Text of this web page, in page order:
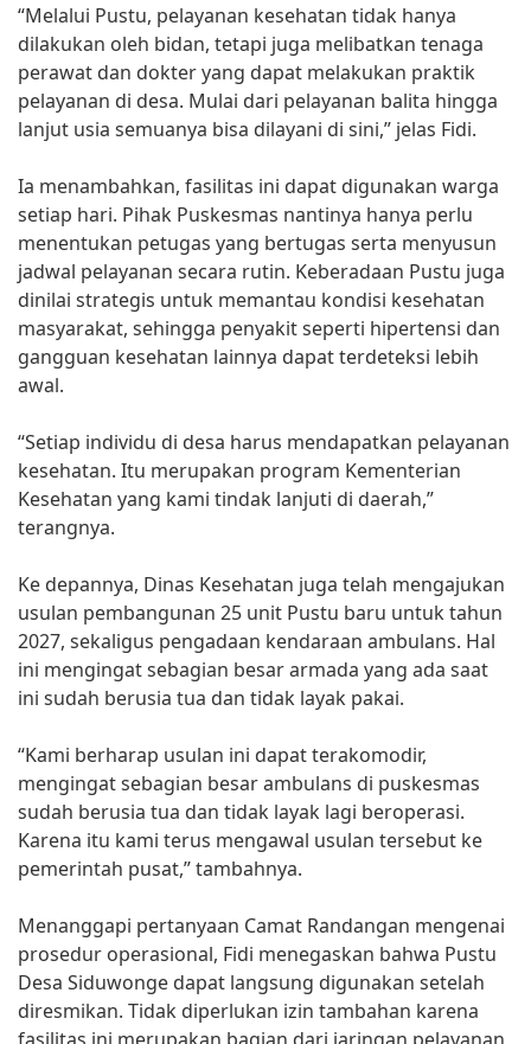
“Melalui Pustu, pelayanan kesehatan tidak hanya
dilakukan oleh bidan, tetapi juga melibatkan tenaga
perawat dan dokter yang dapat melakukan praktik
pelayanan di desa. Mulai dari pelayanan balita hingga
lanjut usia semuanya bisa dilayani di sini,” jelas Fidi.
Ia menambahkan, fasilitas ini dapat digunakan warga
setiap hari. Pihak Puskesmas nantinya hanya perlu
menentukan petugas yang bertugas serta menyusun
jadwal pelayanan secara rutin. Keberadaan Pustu juga
dinilai strategis untuk memantau kondisi kesehatan
masyarakat, sehingga penyakit seperti hipertensi dan
gangguan kesehatan lainnya dapat terdeteksi lebih
awal.
“Setiap individu di desa harus mendapatkan pelayanan
kesehatan. Itu merupakan program Kementerian
Kesehatan yang kami tindak lanjuti di daerah,”
terangnya.
Ke depannya, Dinas Kesehatan juga telah mengajukan
usulan pembangunan 25 unit Pustu baru untuk tahun
2027, sekaligus pengadaan kendaraan ambulans. Hal
ini mengingat sebagian besar armada yang ada saat
ini sudah berusia tua dan tidak layak pakai.
“Kami berharap usulan ini dapat terakomodir,
mengingat sebagian besar ambulans di puskesmas
sudah berusia tua dan tidak layak lagi beroperasi.
Karena itu kami terus mengawal usulan tersebut ke
pemerintah pusat,” tambahnya.
Menanggapi pertanyaan Camat Randangan mengenai
prosedur operasional, Fidi menegaskan bahwa Pustu
Desa Siduwonge dapat langsung digunakan setelah
diresmikan. Tidak diperlukan izin tambahan karena